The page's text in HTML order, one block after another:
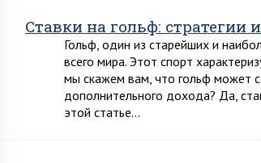
Ставки на гольф:
Гольф, один из старейших и
всего мира. Этот спорт
мы скажем вам, что гольф может
дополнительного дохода? Да,
этой статье…